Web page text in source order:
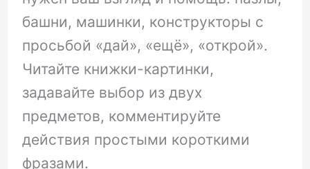
башни, машинки, конструкторы с
просьбой «дай», «ещё», «открой».
Читайте книжки-картинки,
задавайте выбор из двух
предметов, комментируйте
действия простыми короткими
фразами.